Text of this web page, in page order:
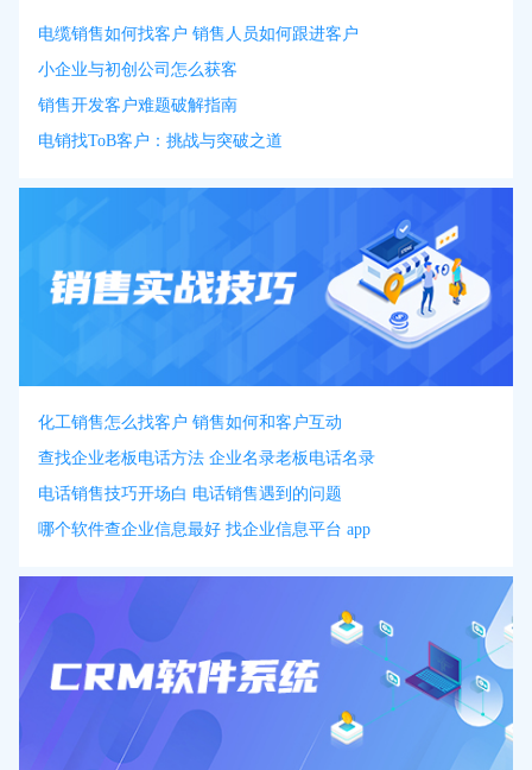
电缆销售如何找客户 销售人员如何跟进客户
小企业与初创公司怎么获客
销售开发客户难题破解指南
电销找ToB客户：挑战与突破之道
化工销售怎么找客户 销售如何和客户互动
查找企业老板电话方法 企业名录老板电话名录
电话销售技巧开场白 电话销售遇到的问题
哪个软件查企业信息最好 找企业信息平台 app